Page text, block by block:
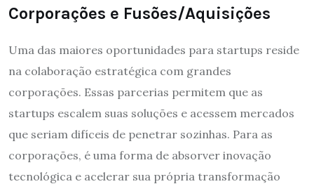
Corporações e Fusões/Aquisições
Uma das maiores oportunidades para startups reside
na colaboração estratégica com grandes
corporações. Essas parcerias permitem que as
startups escalem suas soluções e acessem mercados
que seriam difíceis de penetrar sozinhas. Para as
corporações, é uma forma de absorver inovação
tecnológica e acelerar sua própria transformação